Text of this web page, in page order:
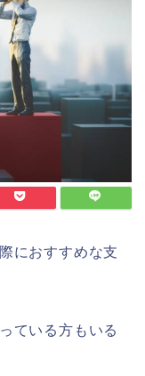
におすすめな支
ている方もいる